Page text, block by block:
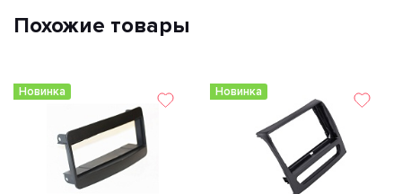
Похожие товары
Новинка Новинка